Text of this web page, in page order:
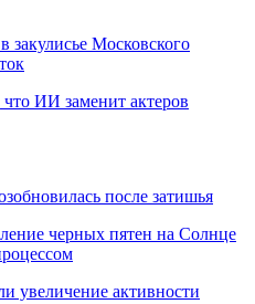
закулисье Московского
ИИ заменит актеров
после затишья
черных пятен на Солнце
увеличение активности